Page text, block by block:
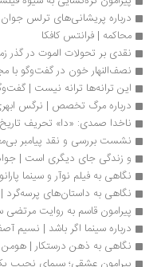
درباره پریشانی‌های ترلس جوان
محاکمه | فرانتس کافکا
نقدی بر تحولات الموت در گذر
نصف‌النهار خون در گفت‌وگو با
این ترانه‌ها ترانه نیست |
درباره مرگ تخصص | نرگس
ناخدا صمدی: «دا» تحریف
نشست بررسی و نقد پیامبر
و زندگی جای دیگری است |
نگاهی به فیلم نوآر و سینما
نگاهی به داستان‌های پرسه‌گرد
پیرامون قاسم به روایت
درباره سینما اگر باشد | نسیم
نگاهی به ذهن درستکار | هومن